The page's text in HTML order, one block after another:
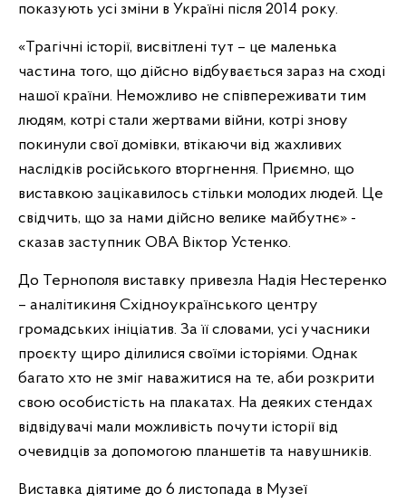
показують усі зміни в Україні після 2014 року.
«Трагічні історії, висвітлені тут – це маленька
частина того, що дійсно відбувається зараз на сході
нашої країни. Неможливо не співпереживати тим
людям, котрі стали жертвами війни, котрі знову
покинули свої домівки, втікаючи від жахливих
наслідків російського вторгнення. Приємно, що
виставкою зацікавилось стільки молодих людей. Це
свідчить, що за нами дійсно велике майбутнє» -
сказав заступник ОВА Віктор Устенко.
До Тернополя виставку привезла Надія Нестеренко
– аналітикиня Східноукраїнського центру
громадських ініціатив. За її словами, усі учасники
проєкту щиро ділилися своїми історіями. Однак
багато хто не зміг наважитися на те, аби розкрити
свою особистість на плакатах. На деяких стендах
відвідувачі мали можливість почути історії від
очевидців за допомогою планшетів та навушників.
Виставка діятиме до 6 листопада в Музеї